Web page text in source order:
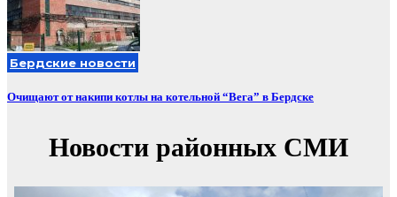
Бердские новости
Очищают от накипи котлы на котельной “Вега” в Бердске